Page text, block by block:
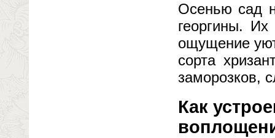
Осенью сад
георгины.
ощущение
сорта
заморозков,
Как